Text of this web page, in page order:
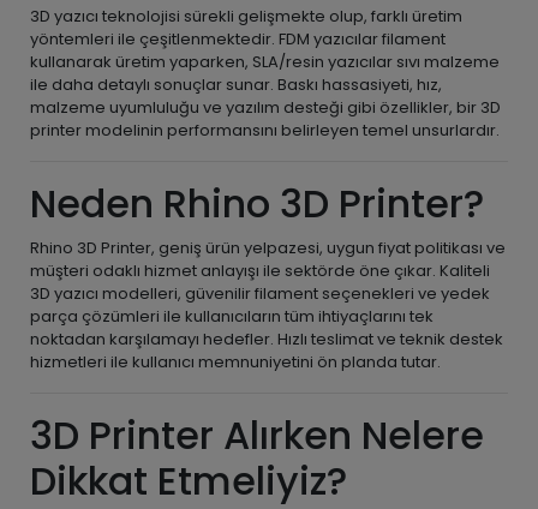
3D yazıcı teknolojisi sürekli gelişmekte olup, farklı üretim
yöntemleri ile çeşitlenmektedir. FDM yazıcılar filament
kullanarak üretim yaparken, SLA/resin yazıcılar sıvı malzeme
ile daha detaylı sonuçlar sunar. Baskı hassasiyeti, hız,
malzeme uyumluluğu ve yazılım desteği gibi özellikler, bir 3D
printer modelinin performansını belirleyen temel unsurlardır.
Neden Rhino 3D Printer?
Rhino 3D Printer, geniş ürün yelpazesi, uygun fiyat politikası ve
müşteri odaklı hizmet anlayışı ile sektörde öne çıkar. Kaliteli
3D yazıcı modelleri, güvenilir filament seçenekleri ve yedek
parça çözümleri ile kullanıcıların tüm ihtiyaçlarını tek
noktadan karşılamayı hedefler. Hızlı teslimat ve teknik destek
hizmetleri ile kullanıcı memnuniyetini ön planda tutar.
3D Printer Alırken Nelere
Dikkat Etmeliyiz?